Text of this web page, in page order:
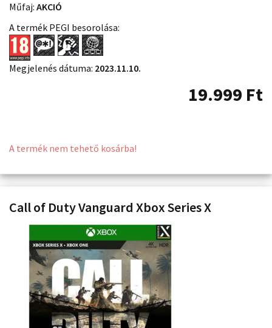
Műfaj: AKCIÓ
A termék PEGI besorolása:
Megjelenés dátuma: 2023.11.10.
19.999 Ft
A termék nem tehető kosárba!
Call of Duty Vanguard Xbox Series X